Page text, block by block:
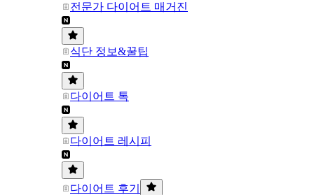
전문가 다이어트 매거진
식단 정보&꿀팁
다이어트 톡
다이어트 레시피
다이어트 후기